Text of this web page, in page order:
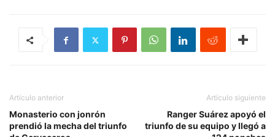
Artículo anterior
Monasterio con jonrón
prendió la mecha del triunfo
Artículo siguiente
Ranger Suárez apoyó el
triunfo de su equipo y llegó a